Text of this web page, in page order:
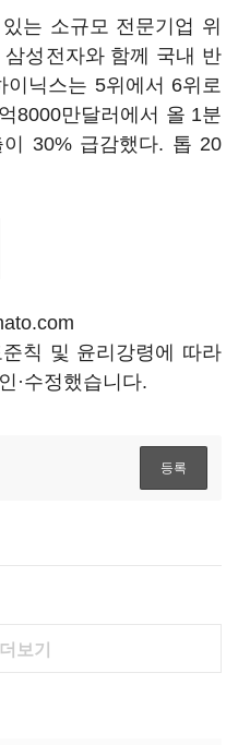
는 소규모 전문기업 위
성전자와 함께 국내 반
닉스는 5위에서 6위로
8000만달러에서 올 1분
30% 급감했다. 톱 20
칙 및 윤리강령에 따라
·수정했습니다.
보기